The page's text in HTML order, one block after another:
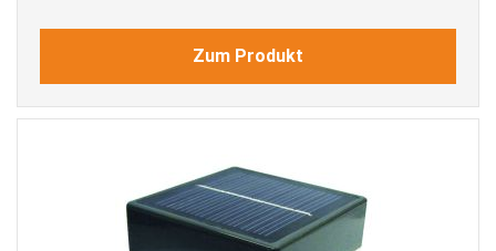
Zum Produkt